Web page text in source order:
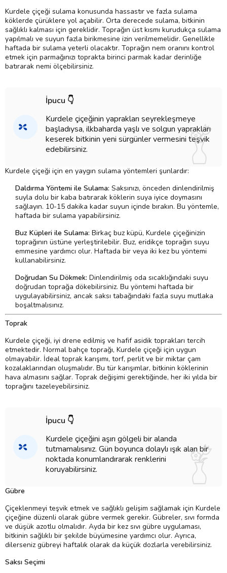
Kurdele çiçeği sulama konusunda hassastır ve fazla sulama
köklerde çürüklere yol açabilir. Orta derecede sulama, bitkinin
sağlıklı kalması için gereklidir. Toprağın üst kısmı kurudukça sulama
yapılmalı ve suyun fazla birikmesine izin verilmemelidir. Genellikle
haftada bir sulama yeterli olacaktır. Toprağın nem oranını kontrol
etmek için parmağınızı toprakta birinci parmak kadar derinliğe
batırarak nemi ölçebilirsiniz.
İpucu 👇
Kurdele çiçeğinin yaprakları seyrekleşmeye
başladıysa, ilkbaharda yaşlı ve solgun yaprakları
keserek bitkinin yeni sürgünler vermesini teşvik
edebilirsiniz.
Kurdele çiçeği için en yaygın sulama yöntemleri şunlardır:
Daldırma Yöntemi ile Sulama: Saksınızı, önceden dinlendirilmiş
suyla dolu bir kaba batırarak köklerin suya iyice doymasını
sağlayın. 10-15 dakika kadar suyun içinde bırakın. Bu yöntemle,
haftada bir sulama yapabilirsiniz.
Buz Küpleri ile Sulama: Birkaç buz küpü, Kurdele çiçeğinizin
toprağının üstüne yerleştirilebilir. Buz, eridikçe toprağın suyu
emmesine yardımcı olur. Haftada bir veya iki kez bu yöntemi
kullanabilirsiniz.
Doğrudan Su Dökmek: Dinlendirilmiş oda sıcaklığındaki suyu
doğrudan toprağa dökebilirsiniz. Bu yöntemi haftada bir
uygulayabilirsiniz, ancak saksı tabağındaki fazla suyu mutlaka
boşaltmalısınız.
Toprak
Kurdele çiçeği, iyi drene edilmiş ve hafif asidik toprakları tercih
etmektedir. Normal bahçe toprağı, Kurdele çiçeği için uygun
olmayabilir. İdeal toprak karışımı, torf, perlit ve bir miktar çam
kozalaklarından oluşmalıdır. Bu tür karışımlar, bitkinin köklerinin
hava almasını sağlar. Toprak değişimi gerektiğinde, her iki yılda bir
toprağını tazeleyebilirsiniz.
İpucu 👇
Kurdele çiçeğini aşırı gölgeli bir alanda
tutmamalısınız. Gün boyunca dolaylı ışık alan bir
noktada konumlandırarak renklerini
koruyabilirsiniz.
Gübre
Çiçeklenmeyi teşvik etmek ve sağlıklı gelişim sağlamak için Kurdele
çiçeğine düzenli olarak gübre vermek gerekir. Gübreler, sıvı formda
ve düşük azotlu olmalıdır. Ayda bir kez sıvı gübre uygulaması,
bitkinin sağlıklı bir şekilde büyümesine yardımcı olur. Ayrıca,
dilerseniz gübreyi haftalık olarak da küçük dozlarla verebilirsiniz.
Saksı Seçimi